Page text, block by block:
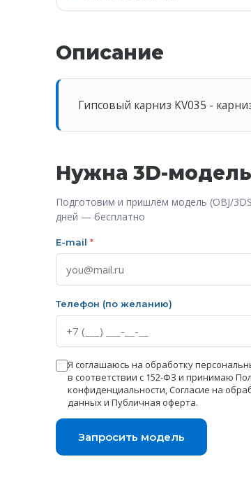
Описание
Гипсовый карниз KV035 -
Нужна 3D-
Подготовим и пришлём модель (OBJ/
дней — бесплатно
E-mail *
Телефон (по желанию)
Я соглашаюсь на обработку
в соответствии с 152-ФЗ и принимаю
конфиденциальности,Согласие на
данныхи Публичная оферта.
Запросить модель